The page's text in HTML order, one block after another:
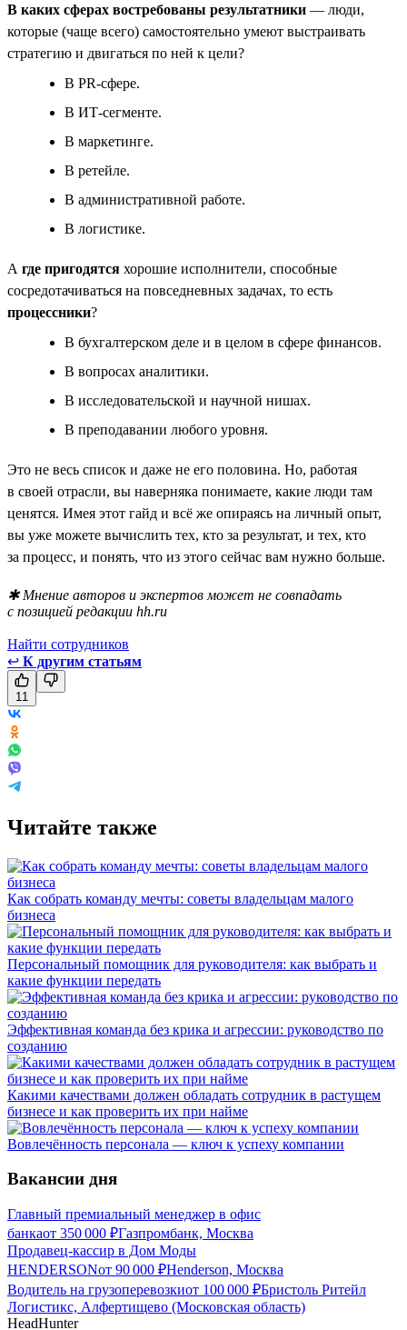
В каких сферах востребованы результатники — люди,
которые (чаще всего) самостоятельно умеют выстраивать
стратегию и двигаться по ней к цели?
В PR-сфере.
В ИТ-сегменте.
В маркетинге.
В ретейле.
В административной работе.
В логистике.
А где пригодятся хорошие исполнители, способные
сосредотачиваться на повседневных задачах, то есть
процессники?
В бухгалтерском деле и в целом в сфере финансов.
В вопросах аналитики.
В исследовательской и научной нишах.
В преподавании любого уровня.
Это не весь список и даже не его половина. Но, работая
в своей отрасли, вы наверняка понимаете, какие люди там
ценятся. Имея этот гайд и всё же опираясь на личный опыт,
вы уже можете вычислить тех, кто за результат, и тех, кто
за процесс, и понять, что из этого сейчас вам нужно больше.
✱ Мнение авторов и экспертов может не совпадать
с позицией редакции hh.ru
Найти сотрудников
↩ К другим статьям
11
Читайте также
Как собрать команду мечты: советы владельцам малого
бизнеса
Персональный помощник для руководителя: как выбрать и
какие функции передать
Эффективная команда без крика и агрессии: руководство по
созданию
Какими качествами должен обладать сотрудник в растущем
бизнесе и как проверить их при найме
Вовлечённость персонала — ключ к успеху компании
Вакансии дня
Главный премиальный менеджер в офис
банкаот 350 000 ₽Газпромбанк, Москва
Продавец-кассир в Дом Моды
HENDERSONот 90 000 ₽Henderson, Москва
Водитель на грузоперевозкиот 100 000 ₽Бристоль Ритейл
Логистикс, Алфертищево (Московская область)
HeadHunter